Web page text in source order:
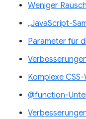
Weniger
„JavaScript-
Parameter für
Komplexe
@function-